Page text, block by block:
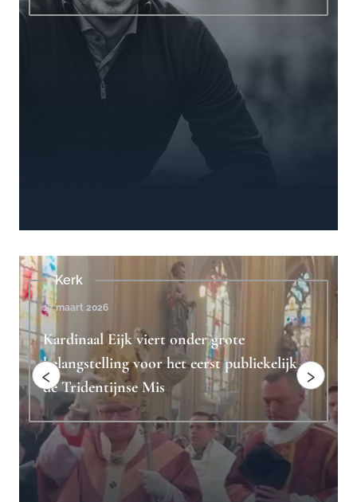
Beschouwingen
4 februari 2023
Ridderlijkheid is het antwoord op
"toxische mannelijkheid"
‹ ›